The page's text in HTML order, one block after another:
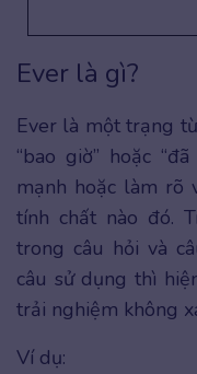
Ever là gì?
Ever là một trạng
“bao giờ” hoặc
mạnh hoặc làm rõ
tính chất nào đó.
trong câu hỏi và
câu sử dụng thì
trải nghiệm không
Ví dụ: